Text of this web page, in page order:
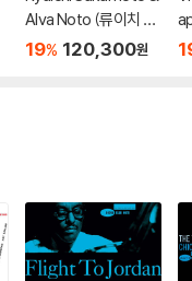
Alva Noto (류이치 사
카모토 & 알바 노토) -
19% 120,300원